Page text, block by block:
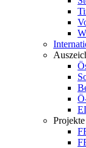
Projekte